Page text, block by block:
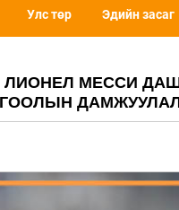
Улс төр Эдийн засаг
МЕССИ